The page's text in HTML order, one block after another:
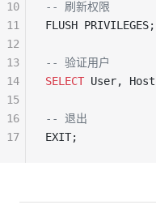
-- 刷新权限
FLUSH PRIVILEGES;
-- 验证用户
SELECT User, Host
-- 退出
EXIT;
10
11
12
13
14
15
16
17